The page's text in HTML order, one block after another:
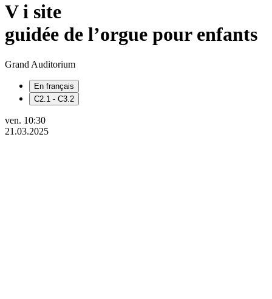
Vi site
guidée de l’orgue pour enfants
Grand Auditorium
En français
C2.1 - C3.2
ven. 10:30
21.03.2025